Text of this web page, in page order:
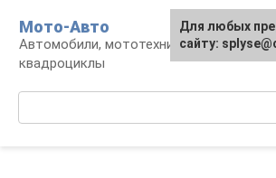
контенту
Мото-Авто
Автомобили, мототехника, снегоходы,
квадроциклы
Для любых
сайту: